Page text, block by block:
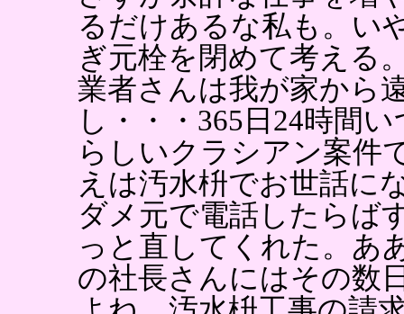
るだけあるな私も。い
ぎ元栓を閉めて考える
業者さんは我が家から
し・・・365日24時間
らしいクラシアン案件
えは汚水枡でお世話に
ダメ元で電話したらば
っと直してくれた。あ
の社長さんにはその数